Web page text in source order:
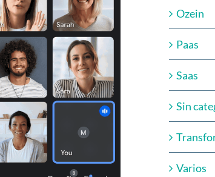
Ozein
Paas
Saas
Sin
Varios